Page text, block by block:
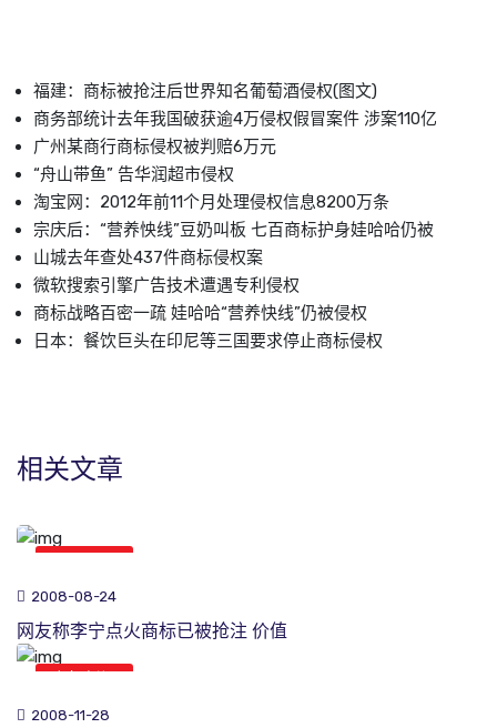
福建：商标被抢注后世界知名葡萄酒侵权(图文)
商务部统计去年我国破获逾4万侵权假冒案件 涉案110亿
广州某商行商标侵权被判赔6万元
“舟山带鱼” 告华润超市侵权
淘宝网：2012年前11个月处理侵权信息8200万条
宗庆后：“营养怏线”豆奶叫板 七百商标护身娃哈哈仍被
山城去年查处437件商标侵权案
微软搜索引擎广告技术遭遇专利侵权
商标战略百密一疏 娃哈哈“营养快线”仍被侵权
日本：餐饮巨头在印尼等三国要求停止商标侵权
相关文章
2008-08-24
网友称李宁点火商标已被抢注 价值
2008-11-28